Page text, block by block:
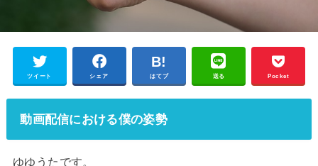
ツイート シェア はてブ 送る Pocket
動画配信における僕の姿勢
ゆゆうたです。